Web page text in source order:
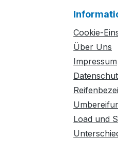
Cookie-
Über Uns
Impressum
Load und